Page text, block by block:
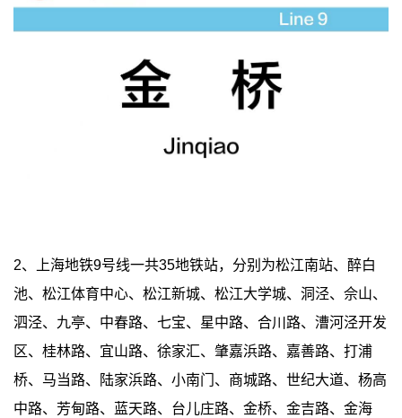
2、上海地铁9号线一共35地铁站，分别为松江南站、醉白
池、松江体育中心、松江新城、松江大学城、洞泾、佘山、
泗泾、九亭、中春路、七宝、星中路、合川路、漕河泾开发
区、桂林路、宜山路、徐家汇、肇嘉浜路、嘉善路、打浦
桥、马当路、陆家浜路、小南门、商城路、世纪大道、杨高
中路、芳甸路、蓝天路、台儿庄路、金桥、金吉路、金海